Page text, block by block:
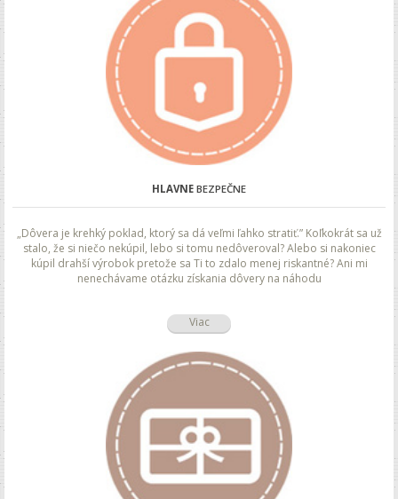
HLAVNE BEZPEČNE
„Dôvera je krehký poklad, ktorý sa dá veľmi ľahko stratiť.” Koľkokrát sa už
stalo, že si niečo nekúpil, lebo si tomu nedôveroval? Alebo si nakoniec
kúpil drahší výrobok pretože sa Ti to zdalo menej riskantné? Ani mi
nenechávame otázku získania dôvery na náhodu
Viac